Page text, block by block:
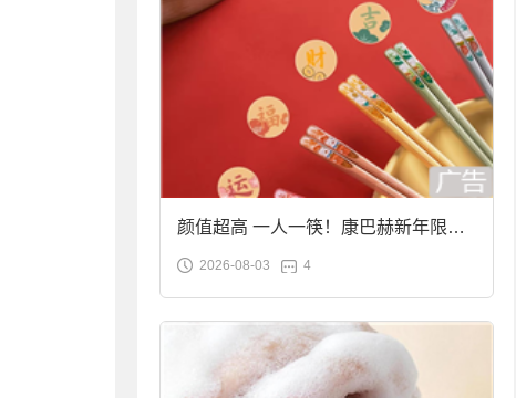
颜值超高 一人一筷！康巴赫新年限定
合金筷子大促：19.9元
2026-08-03 4